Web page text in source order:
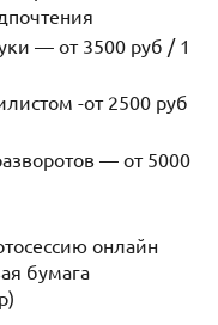
— от 3500 руб / 1
-от 2500 руб
— от 5000
онлайн
бумага